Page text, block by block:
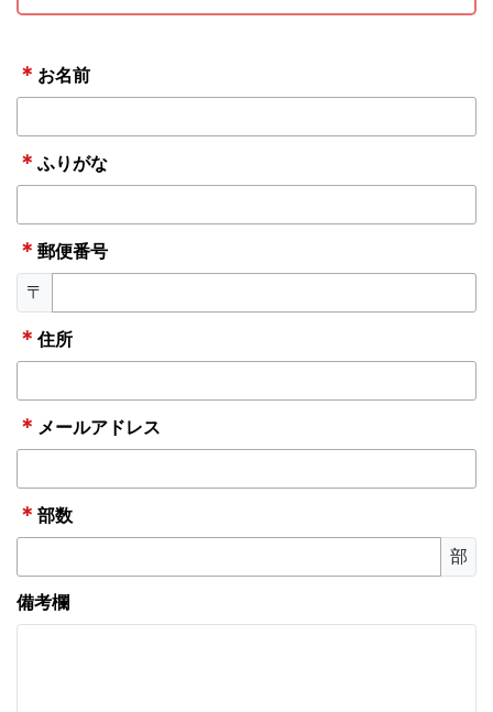
＊ お名前
＊ ふりがな
＊ 郵便番号
〒
＊ 住所
＊ メールアドレス
＊ 部数
部
備考欄